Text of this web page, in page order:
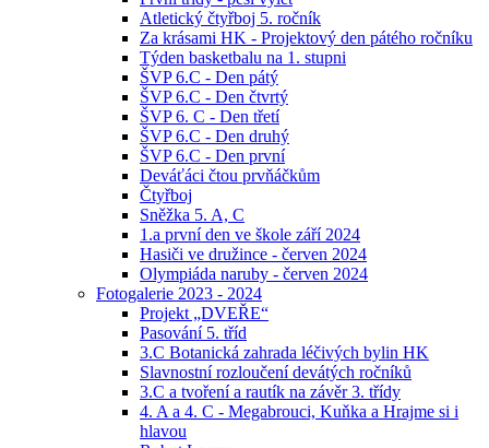
Atletický čtyřboj 5. ročník
Za krásami HK - Projektový den pátého ročníku
Týden basketbalu na 1. stupni
ŠVP 6.C - Den pátý
ŠVP 6.C - Den čtvrtý
ŠVP 6. C - Den třetí
ŠVP 6.C - Den druhý
ŠVP 6.C - Den první
Deváťáci čtou prvňáčkům
Čtyřboj
Sněžka 5. A, C
1.a první den ve škole září 2024
Hasiči ve družince - červen 2024
Olympiáda naruby - červen 2024
Fotogalerie 2023 - 2024
Projekt „DVEŘE“
Pasování 5. tříd
3.C Botanická zahrada léčivých bylin HK
Slavnostní rozloučení devátých ročníků
3.C a tvoření a rautík na závěr 3. třídy
4. A a 4. C - Megabrouci, Kuňka a Hrajme si i
hlavou